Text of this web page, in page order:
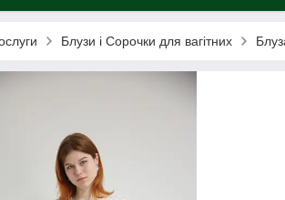
Блузи і Сорочки для вагітних